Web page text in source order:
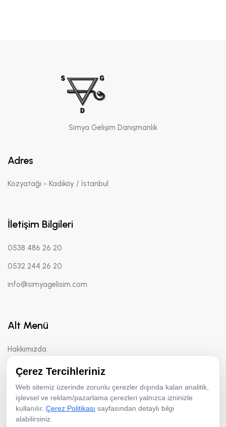
Simya Gelişim Danışmanlık
Adres
Kozyatağı - Kadıköy / İstanbul
İletişim Bilgileri
0538 486 26 20
0532 244 26 20
info@simyagelisim.com
Alt Menü
Hakkımızda
Yöntemler
Danışmanlık
Çerez Politikası
Çerez Tercihleriniz
Web sitemiz üzerinde zorunlu çerezler dışında kalan analitik,
işlevsel ve reklam/pazarlama çerezleri yalnızca izninizle
kullanılır. Çerez Politikası sayfasından detaylı bilgi
alabilirsiniz.